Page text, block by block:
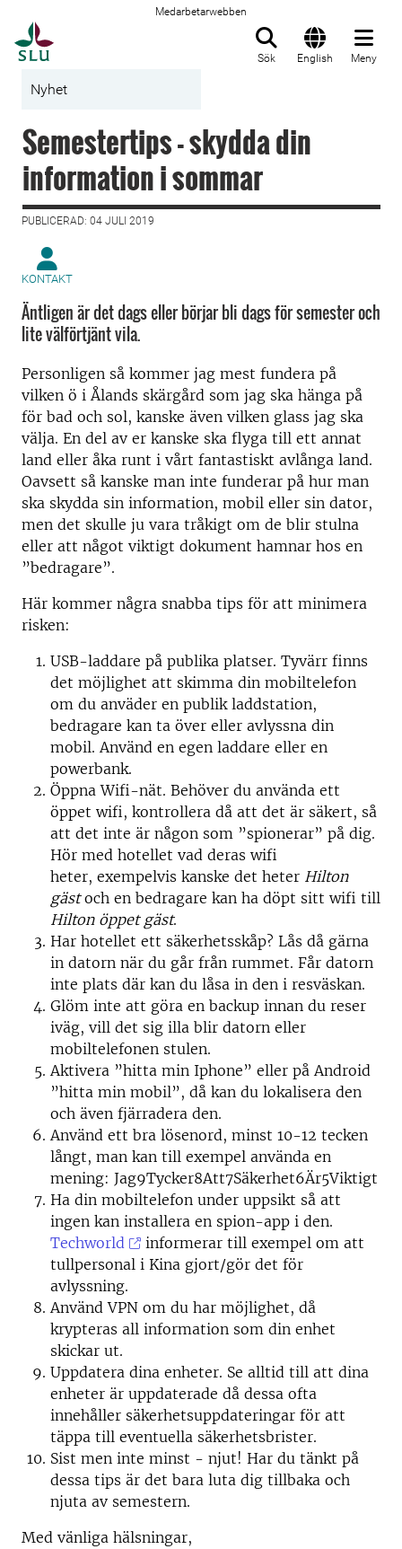
Medarbetarwebben
Sök English Meny
Nyhet
Semestertips - skydda din
information i sommar
PUBLICERAD: 04 JULI 2019
KONTAKT
Äntligen är det dags eller börjar bli dags för semester och
lite välförtjänt vila.
Personligen så kommer jag mest fundera på
vilken ö i Ålands skärgård som jag ska hänga på
för bad och sol, kanske även vilken glass jag ska
välja. En del av er kanske ska flyga till ett annat
land eller åka runt i vårt fantastiskt avlånga land.
Oavsett så kanske man inte funderar på hur man
ska skydda sin information, mobil eller sin dator,
men det skulle ju vara tråkigt om de blir stulna
eller att något viktigt dokument hamnar hos en
”bedragare”.
Här kommer några snabba tips för att minimera
risken:
USB-laddare på publika platser. Tyvärr finns
det möjlighet att skimma din mobiltelefon
om du anväder en publik laddstation,
bedragare kan ta över eller avlyssna din
mobil. Använd en egen laddare eller en
powerbank.
Öppna Wifi-nät. Behöver du använda ett
öppet wifi, kontrollera då att det är säkert, så
att det inte är någon som ”spionerar” på dig.
Hör med hotellet vad deras wifi
heter, exempelvis kanske det heter Hilton
gästoch en bedragare kan ha döpt sitt wifi till
Hilton öppet gäst.
Har hotellet ett säkerhetsskåp? Lås då gärna
in datorn när du går från rummet. Får datorn
inte plats där kan du låsa in den i resväskan.
Glöm inte att göra en backup innan du reser
iväg, vill det sig illa blir datorn eller
mobiltelefonen stulen.
Aktivera ”hitta min Iphone” eller på Android
”hitta min mobil”, då kan du lokalisera den
och även fjärradera den.
Använd ett bra lösenord, minst 10-12 tecken
långt, man kan till exempel använda en
mening: Jag9Tycker8Att7Säkerhet6Är5Viktigt
Ha din mobiltelefon under uppsikt så att
ingen kan installera en spion-app i den.
Techworld
informerar till exempel om att
tullpersonal i Kina gjort/gör det för
avlyssning.
Använd VPN om du har möjlighet, då
krypteras all information som din enhet
skickar ut.
Uppdatera dina enheter. Se alltid till att dina
enheter är uppdaterade då dessa ofta
innehåller säkerhetsuppdateringar för att
täppa till eventuella säkerhetsbrister.
Sist men inte minst - njut! Har du tänkt på
dessa tips är det bara luta dig tillbaka och
njuta av semestern.
Med vänliga hälsningar,